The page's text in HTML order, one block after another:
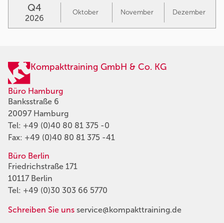
Q4
2026
Oktober November Dezember
Kompakttraining GmbH & Co. KG
Büro Hamburg
Banksstraße 6
20097 Hamburg
Tel: +49 (0)40 80 81 375 -0
Fax: +49 (0)40 80 81 375 -41
Büro Berlin
Friedrichstraße 171
10117 Berlin
Tel: +49 (0)30 303 66 5770
Schreiben Sie uns service@kompakttraining.de